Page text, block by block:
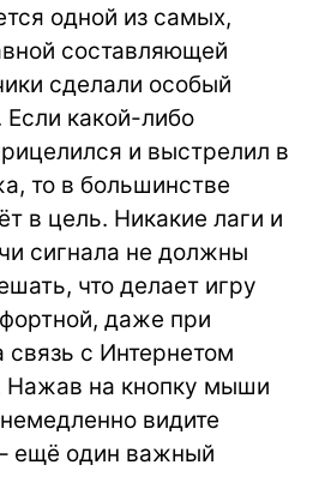
одной из самых,
составляющей
сделали особый
Если какой-либо
и выстрелил в
то в большинстве
в цель. Никакие лаги и
сигнала не должны
что делает игру
даже при
связь с Интернетом
Нажав на кнопку мыши
видите
ещё один важный